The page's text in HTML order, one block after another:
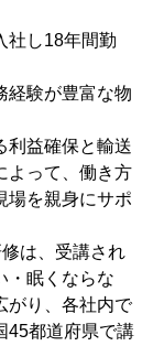
社し18年間勤
経験が豊富な物
利益確保と輸送
よって、働き方
場を親身にサポ
は、受講され
・眠くならな
がり、各社内で
45都道府県で講